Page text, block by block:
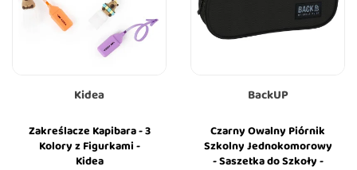
Kidea
Zakreślacze Kapibara - 3
Kolory z Figurkami -
Kidea
BackUP
Czarny Owalny Piórnik
Szkolny Jednokomorowy
- Saszetka do Szkoły -